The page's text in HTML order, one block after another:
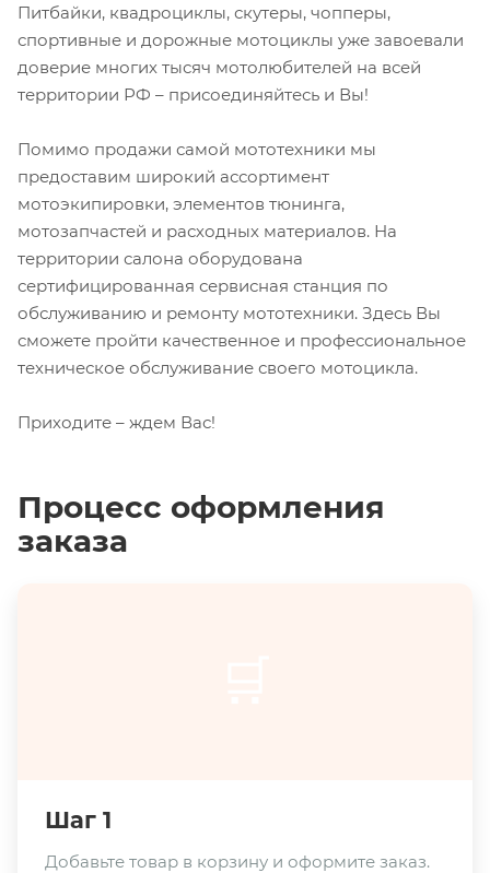
Питбайки, квадроциклы, скутеры, чопперы,
спортивные и дорожные мотоциклы уже завоевали
доверие многих тысяч мотолюбителей на всей
территории РФ – присоединяйтесь и Вы!
Помимо продажи самой мототехники мы
предоставим широкий ассортимент
мотоэкипировки, элементов тюнинга,
мотозапчастей и расходных материалов. На
территории салона оборудована
сертифицированная сервисная станция по
обслуживанию и ремонту мототехники. Здесь Вы
сможете пройти качественное и профессиональное
техническое обслуживание своего мотоцикла.
Приходите – ждем Вас!
Процесс оформления
заказа
Шаг 1
Добавьте товар в корзину и оформите заказ.